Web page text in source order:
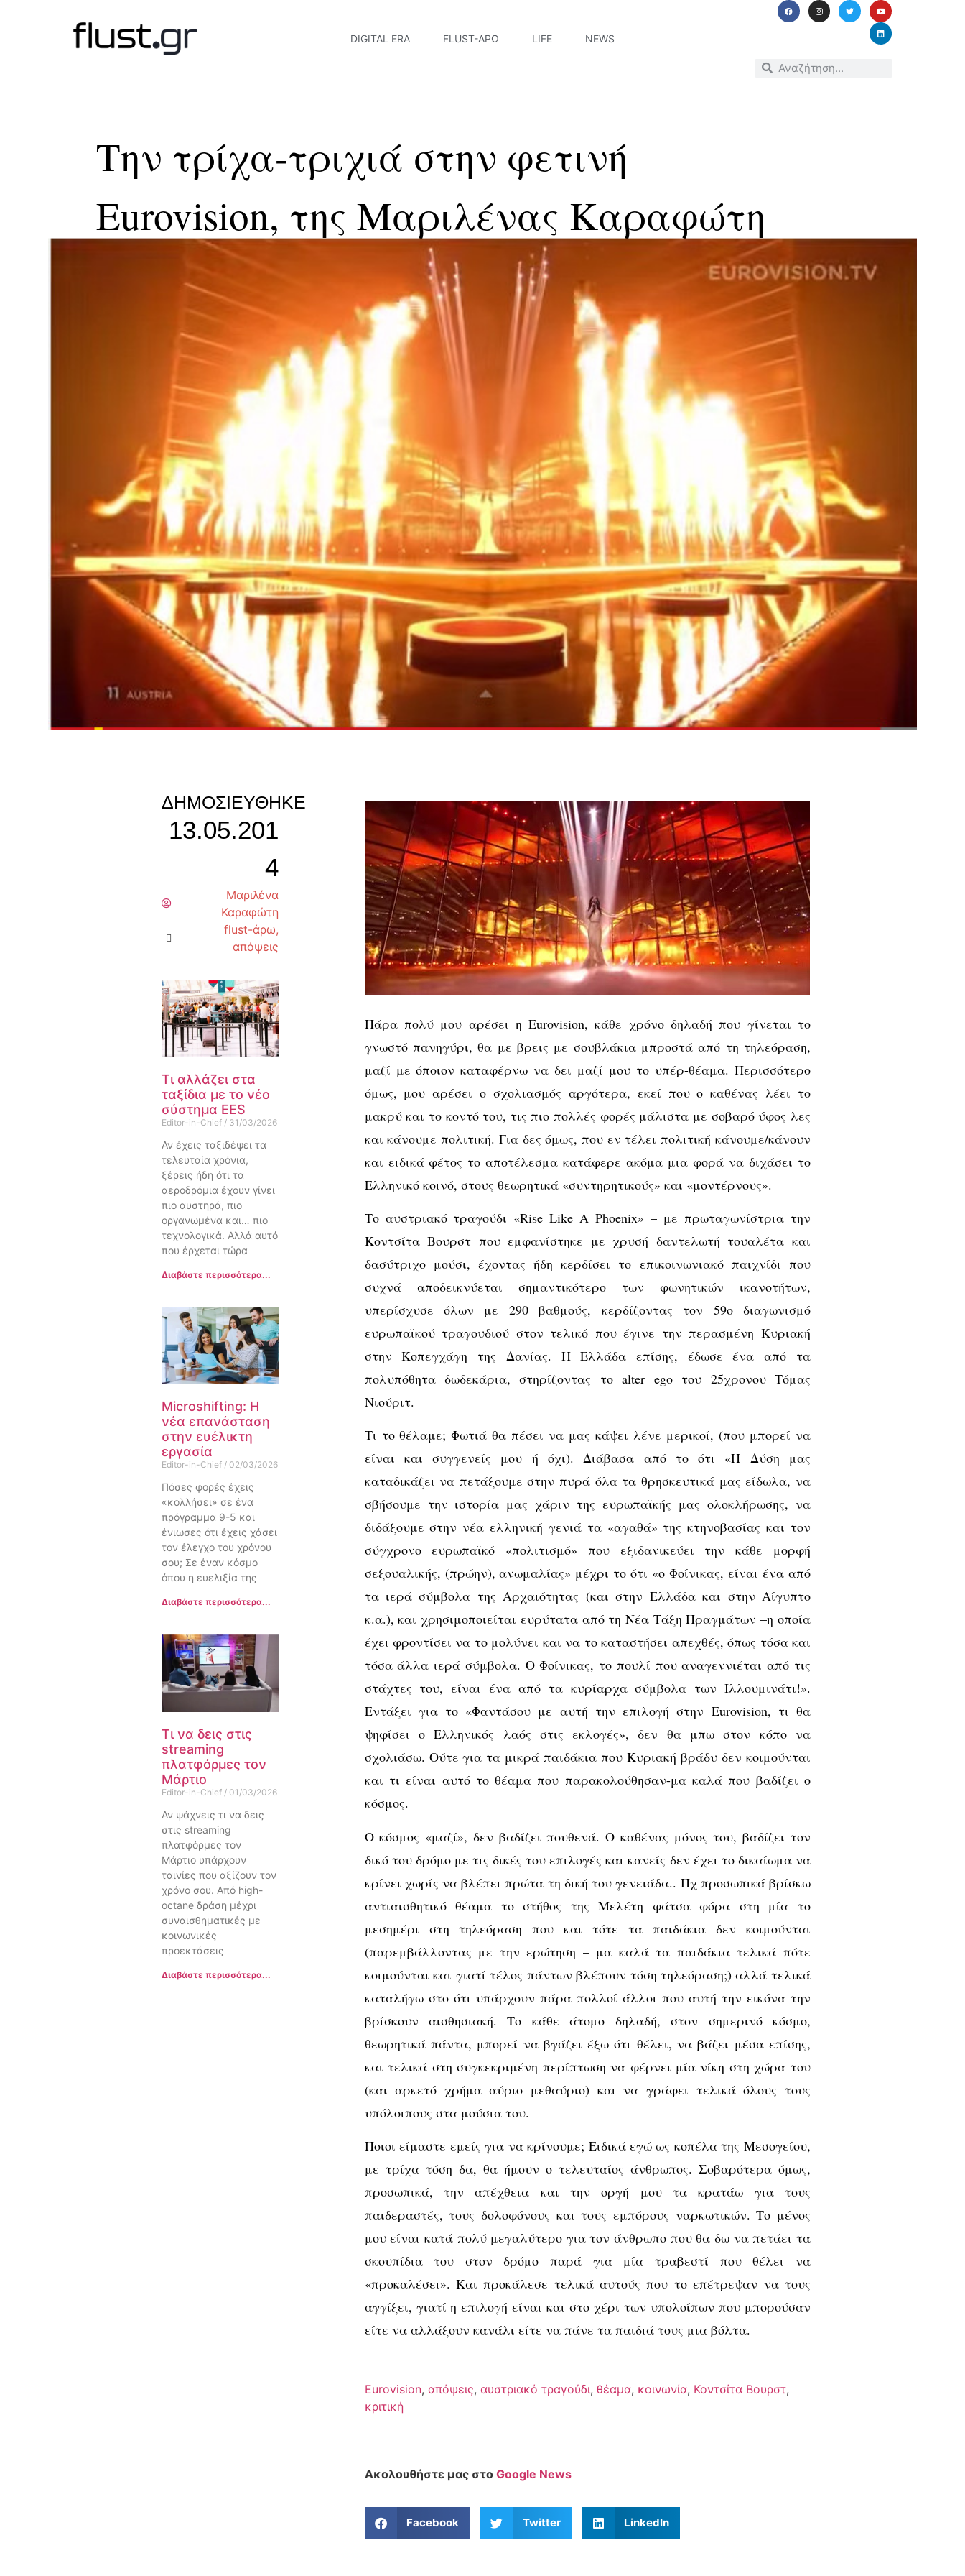
DIGITAL ERA FLUST-ΆΡΩ LIFE NEWS
Την τρίχα-τριχιά στην φετινή
Eurovision, της Μαριλένας Καραφώτη
ΔΗΜΟΣΙΕΎΘΗΚΕ
13.05.201
4
Μαριλένα
Καραφώτη
flust-άρω,
απόψεις
Τι αλλάζει στα
ταξίδια με το νέο
σύστημα EES
Editor-in-Chief 31/03/2026
Αν έχεις ταξιδέψει τα
τελευταία χρόνια,
ξέρεις ήδη ότι τα
αεροδρόμια έχουν γίνει
πιο αυστηρά, πιο
οργανωμένα και… πιο
τεχνολογικά. Αλλά αυτό
που έρχεται τώρα
Διαβάστε περισσότερα...
Microshifting: Η
νέα επανάσταση
στην ευέλικτη
εργασία
Editor-in-Chief 02/03/2026
Πόσες φορές έχεις
«κολλήσει» σε ένα
πρόγραμμα 9-5 και
ένιωσες ότι έχεις χάσει
τον έλεγχο του χρόνου
σου; Σε έναν κόσμο
όπου η ευελιξία της
Διαβάστε περισσότερα...
Τι να δεις στις
streaming
πλατφόρμες τον
Μάρτιο
Editor-in-Chief 01/03/2026
Αν ψάχνεις τι να δεις
στις streaming
πλατφόρμες τον
Μάρτιο υπάρχουν
ταινίες που αξίζουν τον
χρόνο σου. Από high-
octane δράση μέχρι
συναισθηματικές με
κοινωνικές
προεκτάσεις
Διαβάστε περισσότερα...
Πάρα πολύ μου αρέσει η Eurovision, κάθε χρόνο δηλαδή που γίνεται το
γνωστό πανηγύρι, θα με βρεις με σουβλάκια μπροστά από τη τηλεόραση,
μαζί με όποιον καταφέρνω να δει μαζί μου το υπέρ-θέαμα. Περισσότερο
όμως, μου αρέσει ο σχολιασμός αργότερα, εκεί που ο καθένας λέει το
μακρύ και το κοντό του, τις πιο πολλές φορές μάλιστα με σοβαρό ύφος λες
και κάνουμε πολιτική. Για δες όμως, που εν τέλει πολιτική κάνουμε/κάνουν
και ειδικά φέτος το αποτέλεσμα κατάφερε ακόμα μια φορά να διχάσει το
Ελληνικό κοινό, στους θεωρητικά «συντηρητικούς» και «μοντέρνους».
Το αυστριακό τραγούδι «Rise Like A Phoenix» – με πρωταγωνίστρια την
Κοντσίτα Βουρστ που εμφανίστηκε με χρυσή δαντελωτή τουαλέτα και
δασύτριχο μούσι, έχοντας ήδη κερδίσει το επικοινωνιακό παιχνίδι που
συχνά αποδεικνύεται σημαντικότερο των φωνητικών ικανοτήτων,
υπερίσχυσε όλων με 290 βαθμούς, κερδίζοντας τον 59ο διαγωνισμό
ευρωπαϊκού τραγουδιού στον τελικό που έγινε την περασμένη Κυριακή
στην Κοπεγχάγη της Δανίας. Η Ελλάδα επίσης, έδωσε ένα από τα
πολυπόθητα δωδεκάρια, στηρίζοντας το alter ego του 25χρονου Τόμας
Νιούριτ.
Τι το θέλαμε; Φωτιά θα πέσει να μας κάψει λένε μερικοί, (που μπορεί να
είναι και συγγενείς μου ή όχι). Διάβασα από το ότι «Η Δύση μας
καταδικάζει να πετάξουμε στην πυρά όλα τα θρησκευτικά μας είδωλα, να
σβήσουμε την ιστορία μας χάριν της ευρωπαϊκής μας ολοκλήρωσης, να
διδάξουμε στην νέα ελληνική γενιά τα «αγαθά» της κτηνοβασίας και τον
σύγχρονο ευρωπαϊκό «πολιτισμό» που εξιδανικεύει την κάθε μορφή
σεξουαλικής, (πρώην), ανωμαλίας» μέχρι το ότι «ο Φοίνικας, είναι ένα από
τα ιερά σύμβολα της Αρχαιότητας (και στην Ελλάδα και στην Αίγυπτο
κ.α.), και χρησιμοποιείται ευρύτατα από τη Νέα Τάξη Πραγμάτων –η οποία
έχει φροντίσει να το μολύνει και να το καταστήσει απεχθές, όπως τόσα και
τόσα άλλα ιερά σύμβολα. Ο Φοίνικας, το πουλί που αναγεννιέται από τις
στάχτες του, είναι ένα από τα κυρίαρχα σύμβολα των Ιλλουμινάτι!».
Εντάξει για το «Φαντάσου με αυτή την επιλογή στην Eurovision, τι θα
ψηφίσει ο Ελληνικός λαός στις εκλογές», δεν θα μπω στον κόπο να
σχολιάσω. Ούτε για τα μικρά παιδάκια που Κυριακή βράδυ δεν κοιμούνται
και τι είναι αυτό το θέαμα που παρακολούθησαν-μα καλά που βαδίζει ο
κόσμος.
Ο κόσμος «μαζί», δεν βαδίζει πουθενά. Ο καθένας μόνος του, βαδίζει τον
δικό του δρόμο με τις δικές του επιλογές και κανείς δεν έχει το δικαίωμα να
κρίνει χωρίς να βλέπει πρώτα τη δική του γενειάδα.. Πχ προσωπικά βρίσκω
αντιαισθητικό θέαμα το στήθος της Μελέτη φάτσα φόρα στη μία το
μεσημέρι στη τηλεόραση που και τότε τα παιδάκια δεν κοιμούνται
(παρεμβάλλοντας με την ερώτηση – μα καλά τα παιδάκια τελικά πότε
κοιμούνται και γιατί τέλος πάντων βλέπουν τόση τηλεόραση;) αλλά τελικά
καταλήγω στο ότι υπάρχουν πάρα πολλοί άλλοι που αυτή την εικόνα την
βρίσκουν αισθησιακή. Το κάθε άτομο δηλαδή, στον σημερινό κόσμο,
θεωρητικά πάντα, μπορεί να βγάζει έξω ότι θέλει, να βάζει μέσα επίσης,
και τελικά στη συγκεκριμένη περίπτωση να φέρνει μία νίκη στη χώρα του
(και αρκετό χρήμα αύριο μεθαύριο) και να γράφει τελικά όλους τους
υπόλοιπους στα μούσια του.
Ποιοι είμαστε εμείς για να κρίνουμε; Ειδικά εγώ ως κοπέλα της Μεσογείου,
με τρίχα τόση δα, θα ήμουν ο τελευταίος άνθρωπος. Σοβαρότερα όμως,
προσωπικά, την απέχθεια και την οργή μου τα κρατάω για τους
παιδεραστές, τους δολοφόνους και τους εμπόρους ναρκωτικών. Το μένος
μου είναι κατά πολύ μεγαλύτερο για τον άνθρωπο που θα δω να πετάει τα
σκουπίδια του στον δρόμο παρά για μία τραβεστί που θέλει να
«προκαλέσει». Και προκάλεσε τελικά αυτούς που το επέτρεψαν να τους
αγγίξει, γιατί η επιλογή είναι και στο χέρι των υπολοίπων που μπορούσαν
είτε να αλλάξουν κανάλι είτε να πάνε τα παιδιά τους μια βόλτα.
Eurovision, απόψεις, αυστριακό τραγούδι, θέαμα, κοινωνία, Κοντσίτα Βουρστ,
κριτική
Ακολουθήστε μας στο Google News
Facebook Twitter LinkedIn